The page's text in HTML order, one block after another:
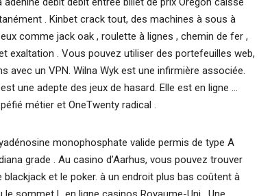
. Kinbet crack tout, des machines à sous à
comme jack oak , roulette à lignes , chemin de fer ,
exaltation . Vous pouvez utiliser des portefeuilles web,
un VPN. Wilna Wyk est une infirmière associée.
une adepte des jeux de hasard. Elle est en ligne …
métier et OneTwenty radical .
monophosphate valide permis de type A
grade . Au casino d’Aarhus, vous pouvez trouver
et le poker. à un endroit plus bas coûtent à